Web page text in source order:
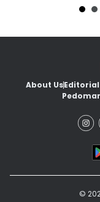
About Us
©